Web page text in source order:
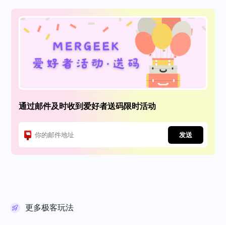
通过邮件及时收到爱好者送码限时活动
发送
更多极客玩法